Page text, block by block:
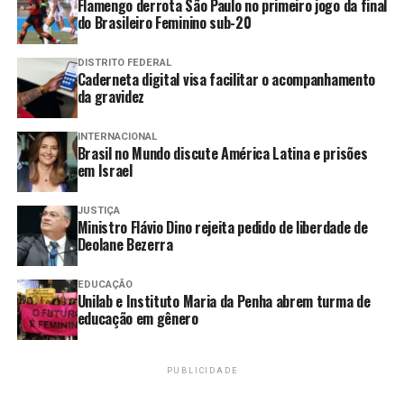
Compartilhar
PRÓXIMO
Copa Libertadores 2026 terá a participação de seis
clubes brasileiros
ANTERIOR
Início da principal competição de futebol universitário
em capital nordestina
Flamengo derrota São Paulo no primeiro jogo da final
do Brasileiro Feminino sub-20
DISTRITO FEDERAL
Caderneta digital visa facilitar o acompanhamento
da gravidez
INTERNACIONAL
Brasil no Mundo discute América Latina e prisões
em Israel
JUSTIÇA
Ministro Flávio Dino rejeita pedido de liberdade de
Deolane Bezerra
EDUCAÇÃO
Unilab e Instituto Maria da Penha abrem turma de
educação em gênero
PUBLICIDADE